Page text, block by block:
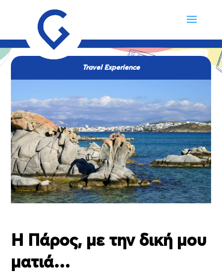
Travel Experience
Η Πάρος, με την δική μου
ματιά…